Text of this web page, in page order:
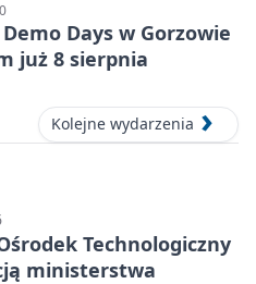
Days w Gorzowie
już 8 sierpnia
Kolejne wydarzenia
Technologiczny
ministerstwa